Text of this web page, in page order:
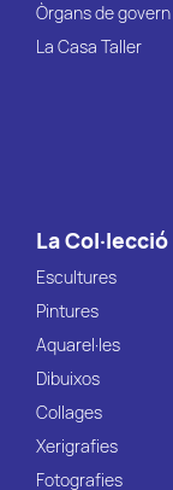
Òrgans de govern
La Casa Taller
La Col·lecció
Escultures
Pintures
Aquarel·les
Dibuixos
Collages
Xerigrafies
Fotografies